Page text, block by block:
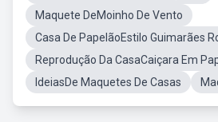
Maquete DeMoinho De Vento
Casa De PapelãoEstilo Guimarães
Reprodução Da CasaCaiçara Em
IdeiasDe Maquetes De Casas